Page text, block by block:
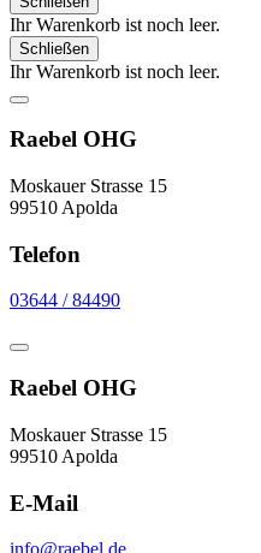
Ihr Warenkorb ist noch leer.
Schließen
Ihr Warenkorb ist noch leer.
Raebel OHG
Moskauer Strasse 15
99510 Apolda
Telefon
03644 / 84490
Raebel OHG
Moskauer Strasse 15
99510 Apolda
E-Mail